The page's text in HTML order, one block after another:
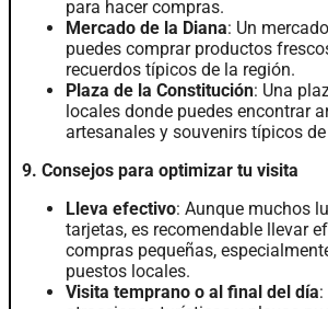
para hacer compras.
Mercado de la Diana: Un
puedes comprar productos
recuerdos típicos de la región.
Plaza de la Constitución: Una
locales donde puedes encontrar
artesanales y souvenirs típicos
9. Consejos para optimizar tu visita
Lleva efectivo: Aunque muchos
tarjetas, es recomendable llevar
compras pequeñas,
puestos locales.
Visita temprano o al final del día